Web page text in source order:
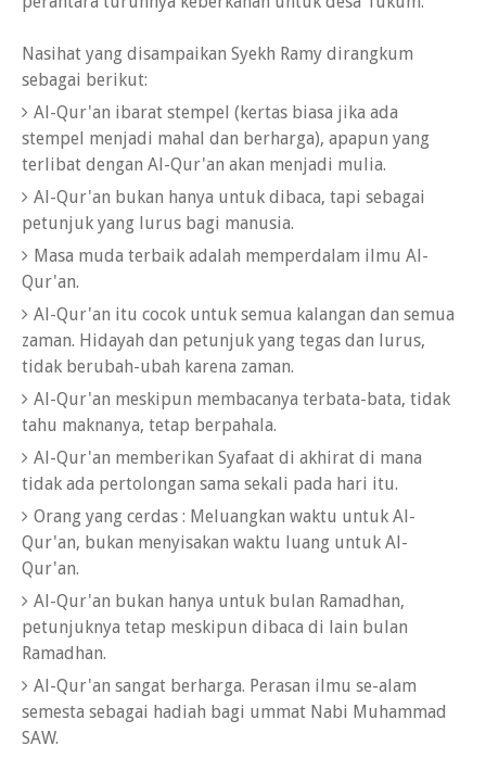
Nasihat yang disampaikan Syekh Ramy dirangkum
sebagai berikut:
Al-Qur'an ibarat stempel (kertas biasa jika ada
stempel menjadi mahal dan berharga), apapun yang
terlibat dengan Al-Qur'an akan menjadi mulia.
Al-Qur'an bukan hanya untuk dibaca, tapi sebagai
petunjuk yang lurus bagi manusia.
Masa muda terbaik adalah memperdalam ilmu Al-
Qur'an.
Al-Qur'an itu cocok untuk semua kalangan dan semua
zaman. Hidayah dan petunjuk yang tegas dan lurus,
tidak berubah-ubah karena zaman.
Al-Qur'an meskipun membacanya terbata-bata, tidak
tahu maknanya, tetap berpahala.
Al-Qur'an memberikan Syafaat di akhirat di mana
tidak ada pertolongan sama sekali pada hari itu.
Orang yang cerdas : Meluangkan waktu untuk Al-
Qur'an, bukan menyisakan waktu luang untuk Al-
Qur'an.
Al-Qur'an bukan hanya untuk bulan Ramadhan,
petunjuknya tetap meskipun dibaca di lain bulan
Ramadhan.
Al-Qur'an sangat berharga. Perasan ilmu se-alam
semesta sebagai hadiah bagi ummat Nabi Muhammad
SAW.